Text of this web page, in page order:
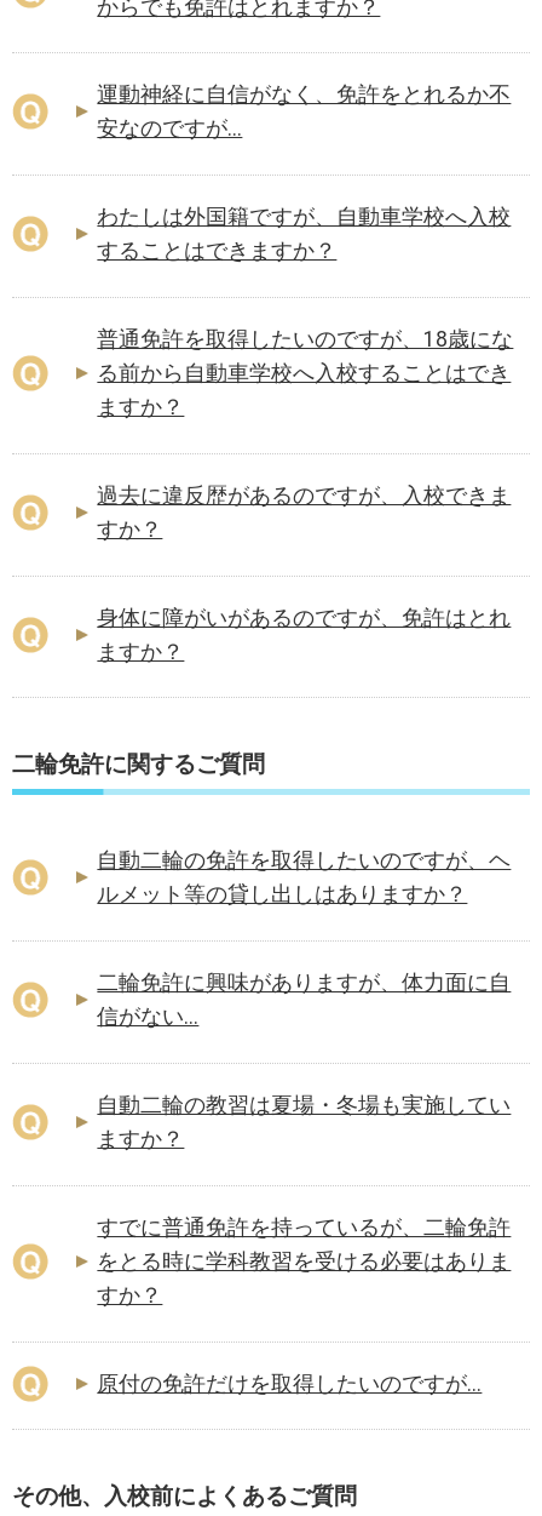
からでも免許はとれますか？
運動神経に自信がなく、免許をとれるか不
安なのですが...
わたしは外国籍ですが、自動車学校へ入校
することはできますか？
普通免許を取得したいのですが、18歳にな
る前から自動車学校へ入校することはでき
ますか？
過去に違反歴があるのですが、入校できま
すか？
身体に障がいがあるのですが、免許はとれ
ますか？
二輪免許に関するご質問
自動二輪の免許を取得したいのですが、ヘ
ルメット等の貸し出しはありますか？
二輪免許に興味がありますが、体力面に自
信がない...
自動二輪の教習は夏場・冬場も実施してい
ますか？
すでに普通免許を持っているが、二輪免許
をとる時に学科教習を受ける必要はありま
すか？
原付の免許だけを取得したいのですが...
その他、入校前によくあるご質問